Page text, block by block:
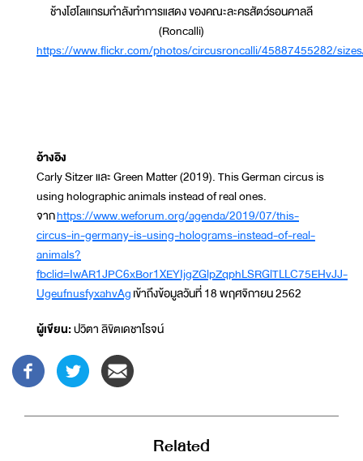
ช้างโฮโลแกรมกำลังทำการแสดง ของคณะละครสัตว์รอนคาลลี
(Roncalli)
https://www.flickr.com/photos/circusroncalli/45887455282/
อ้างอิง
Carly Sitzer และ Green Matter (2019). This German circus is
using holographic animals instead of real ones.
จากhttps://www.weforum.org/agenda/2019/07/this-
circus-in-germany-is-using-holograms-instead-of-real-
animals?
fbclid=IwAR1JPC6xBor1XEYIjgZGlpZqphLSRGlTLLC75EHvJJ-
UgeufnusfyxahvAgเข้าถึงข้อมูลวันที่ 18 พฤศจิกายน 2562
ผู้เขียน:ปวิตา ลิขิตเดชาโรจน์
Related